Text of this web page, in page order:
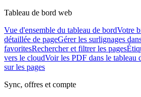
Tableau de bord web
Vue d'ensemble du tableau de bordVotre
détaillée de pageGérer les surlignages
favoritesRechercher et filtrer les pages
vers le cloudVoir les PDF dans le tableau
sur les pages
Sync, offres et compte